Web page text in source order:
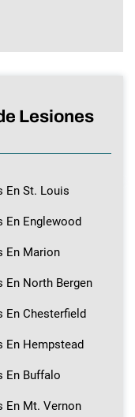
Lesiones
En St. Louis
En Englewood
En Marion
En North Bergen
En Chesterfield
En Hempstead
En Buffalo
En Mt. Vernon